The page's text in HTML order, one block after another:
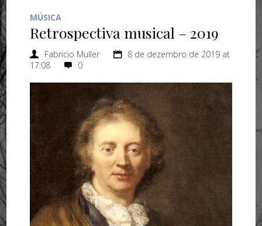
MÚSICA
Retrospectiva musical – 2019
Fabricio Muller
8 de dezembro de 2019 at
17:08
0